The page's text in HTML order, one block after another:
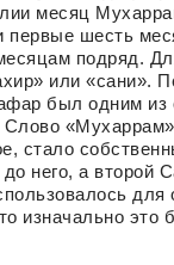
месяц
первые шесть
подряд.
или «сани».
был одним из
стало
него, а
изначально это